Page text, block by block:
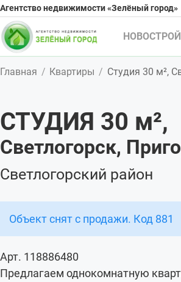
Агентство недвижимости «Зелёный город»
Главная Квартиры Студия 30 м²,
СТУДИЯ 30 м²,
Светлогорск,
Светлогорский район
Объект снят с продажи. Код 881
Арт. 118886480
Предлагаем однокомнатную